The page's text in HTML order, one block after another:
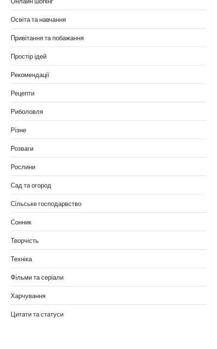
Освіта та навчання
Привітання та побажання
Простір ідей
Рекомендації
Рецепти
Риболовля
Різне
Розваги
Рослини
Сад та огород
Сільське господарвство
Сонник
Творчість
Техніка
Фільми та серіали
Харчування
Цитати та статуси